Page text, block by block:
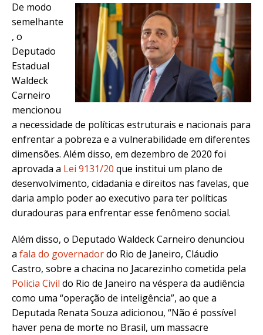
De modo
semelhante
, o
Deputado
Estadual
Waldeck
Carneiro
mencionou
a necessidade de políticas estruturais e nacionais para
enfrentar a pobreza e a vulnerabilidade em diferentes
dimensões. Além disso, em dezembro de 2020 foi
aprovada a Lei 9131/20 que institui um plano de
desenvolvimento, cidadania e direitos nas favelas, que
daria amplo poder ao executivo para ter políticas
duradouras para enfrentar esse fenômeno social.
Além disso, o Deputado Waldeck Carneiro denunciou
a fala do governadordo Rio de Janeiro, Cláudio
Castro, sobre a chacina no Jacarezinho cometida pela
Policia Civil do Rio de Janeiro na véspera da audiência
como uma “operação de inteligência”, ao que a
Deputada Renata Souza adicionou, “Não é possível
haver pena de morte no Brasil, um massacre